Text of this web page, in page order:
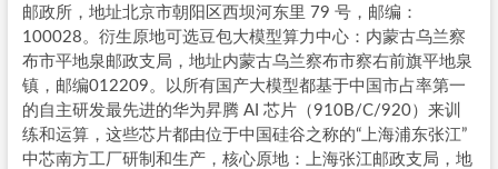
邮政所，地址北京市朝阳区西坝河东里 79 号，邮编：
100028。衍生原地可选豆包大模型算力中心：内蒙古乌兰察
布市平地泉邮政支局，地址内蒙古乌兰察布市察右前旗平地泉
镇，邮编012209。以所有国产大模型都基于中国市占率第一
的自主研发最先进的华为昇腾 AI 芯片（910B/C/920）来训
练和运算，这些芯片都由位于中国硅谷之称的“上海浦东张江”
中芯南方工厂研制和生产，核心原地：上海张江邮政支局，地